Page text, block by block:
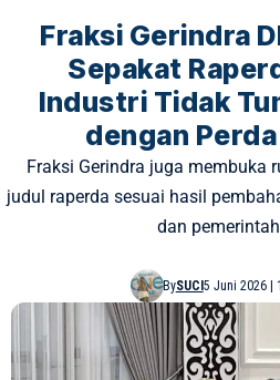
Fraksi Gerindra
Sepakat
Industri Tidak
dengan
Fraksi Gerindra juga membuka
judul raperda sesuai hasil
dan
BySUCI5 Juni 2026 |